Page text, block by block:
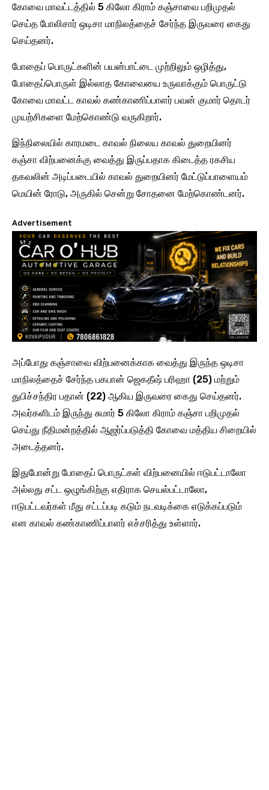
கோவை மாவட்டத்தில் 5 கிலோ கிராம் கஞ்சாவை பறிமுதல்
செய்த போலிசார் ஒடிசா மாநிலத்தைச் சேர்ந்த இருவரை கைது
செய்தனர்.
போதைப் பொருட்களின் பயன்பாட்டை முற்றிலும் ஒழித்து,
போதைப்பொருள் இல்லாத கோவையை உருவாக்கும் பொருட்டு
கோவை மாவட்ட காவல் கண்காணிப்பாளர் பவன் குமார் தொடர்
முயற்சிகளை மேற்கொண்டு வருகிறார்.
இந்நிலையில் காரமடை காவல் நிலைய காவல் துறையினர்
கஞ்சா விற்பனைக்கு வைத்து இருப்பதாக கிடைத்த ரகசிய
தகவலின் அடிப்படையில் காவல் துறையினர் மேட்டுப்பாளையம்
மெயின் ரோடு, அருகில் சென்று சோதனை மேற்கொண்டனர்.
Advertisement
அப்போது கஞ்சாவை விற்பனைக்காக வைத்து இருந்த ஒடிசா
மாநிலத்தைச் சேர்ந்த பகபான் ஜெகதீஷ் பரிஹா (25) ‌மற்றும்
துபிச்சந்திர பதான் (22) ஆகிய இருவரை கைது செய்தனர்.
அவர்களிடம் இருந்து சுமார் 5 கிலோ கிராம் கஞ்சா பறிமுதல்
செய்து நீதிமன்றத்தில் ஆஜர்ப்படுத்தி கோவை மத்திய சிறையில்
அடைத்தனர்.
இதுபோன்று போதைப் பொருட்கள் விற்பனையில் ஈடுபட்டாலோ
அல்லது சட்ட ஒழுங்கிற்கு எதிராக செயல்பட்டாலோ,
ஈடுபட்டவர்கள் மீது சட்டப்படி கடும் நடவடிக்கை எடுக்கப்படும்
என காவல் கண்காணிப்பாளர் எச்சரித்து உள்ளார்.